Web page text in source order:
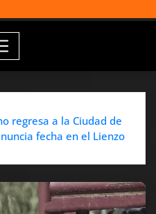
regresa a la Ciudad de
fecha en el Lienzo